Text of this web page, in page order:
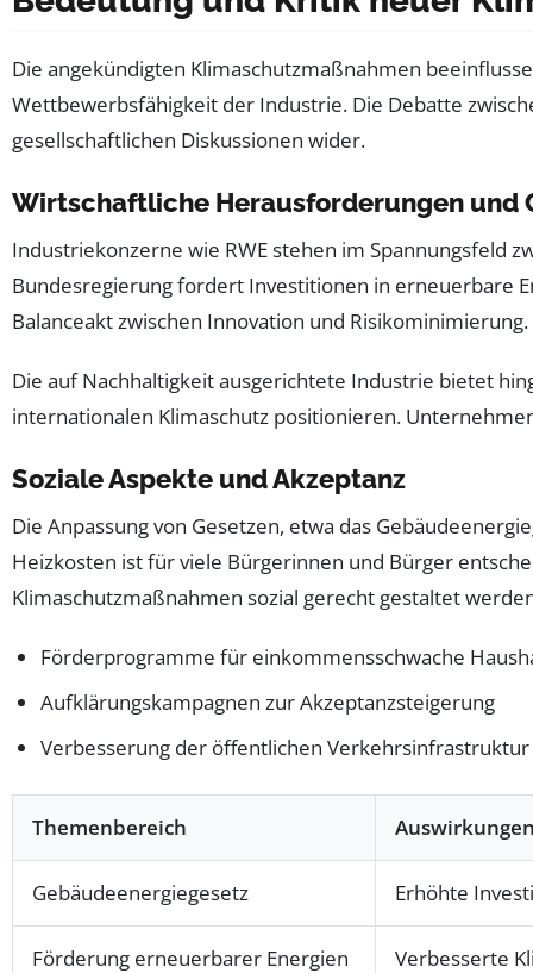
Die angekündigten Klimaschutzmaßnahmen
Wettbewerbsfähigkeit der Industrie. Die Debatte
gesellschaftlichen Diskussionen wider.
Wirtschaftliche Herausforderungen und
Industriekonzerne wie RWE stehen im Spannungsfeld
Bundesregierung fordert Investitionen in erneuerbare
Balanceakt zwischen Innovation und Risikominimierung.
Die auf Nachhaltigkeit ausgerichtete Industrie bietet
internationalen Klimaschutz positionieren.
Soziale Aspekte und Akzeptanz
Die Anpassung von Gesetzen, etwa das
Heizkosten ist für viele Bürgerinnen und Bürger
Klimaschutzmaßnahmen sozial gerecht gestaltet
Förderprogramme für einkommensschwache
Aufklärungskampagnen zur Akzeptanzsteigerung
Verbesserung der öffentlichen Verkehrsinfrastruktur
Themenbereich
Gebäudeenergiegesetz Erhöhte
Förderung erneuerbarer Energien Verbesserte